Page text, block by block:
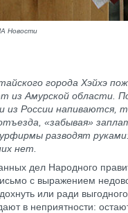
Новости
города Хэйхэ
из Амурской области.
из России
«забывая»
разводят руками:
нет.
дел Народного
с выражением
или ради
в неприятности: